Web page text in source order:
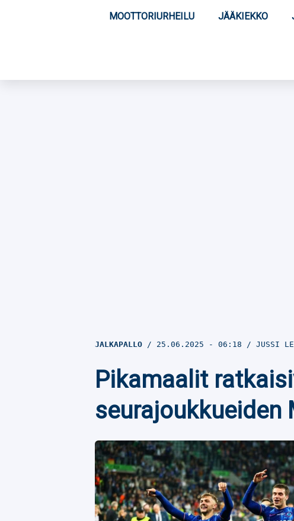
MOOTTORIURHEILU JÄÄKIEKKO
JALKAPALLO 25.06.2025 - 06:18 JUSSI
Pikamaalit
seurajoukkueiden